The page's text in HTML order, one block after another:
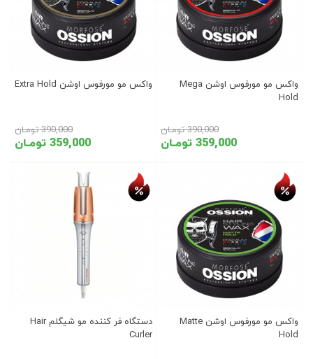
واکس مو مورفوس اوشن Mega
Hold
359,000 تومـان
390,000 تومـان
واکس مو مورفوس اوشن Extra Hold
359,000 تومـان
390,000 تومـان
واکس مو مورفوس اوشن Matte
Hold
دستگاه فر کننده مو شیگلم Hair
Curler